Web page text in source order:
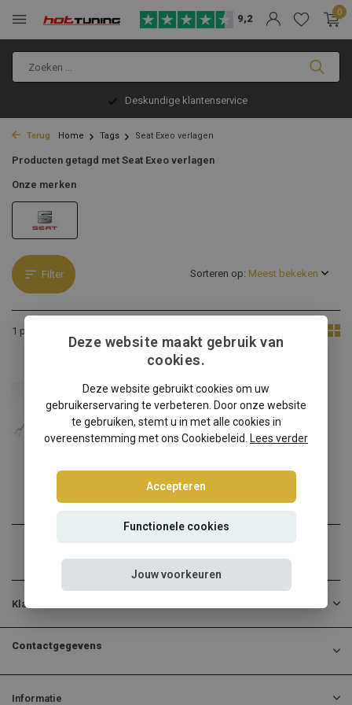
9,2
0
Deskundige klantenservice
Terug Home Tags Seat Exeo verlagen
Producten getagd met Seat Exeo verlagen
Onze merken
Filter
1 product
Sorteren op:
Seat Exeo 3R schroefset
Seat Exeo 3R verlagen? Ki...
€314,95
Klantenservice
Contactgegevens
Informatie
Deze website maakt gebruik van
cookies.
Deze website gebruikt cookies om uw
gebruikerservaring te verbeteren. Door onze website
te gebruiken, stemt u in met alle cookies in
overeenstemming met ons Cookiebeleid.
Lees verder
Accepteren
Functionele cookies
Jouw voorkeuren